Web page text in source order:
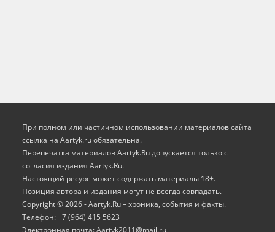
При полном или частичном использовании материалов сайта
ссылка на Aartyk.ru oбязательна.
Перепечатка материалов Aartyk.Ru допускается только с
согласия издания Aartyk.Ru.
Настоящий ресурс может содержать материалы 18+.
Позиция автора и издания могут не всегда совпадать.
Copyright © 2026 - Aartyk.Ru – хроника, события и факты.
Телефон: +7 (964) 415 5623
Электронная почта: Aartyk2011@mail.ru